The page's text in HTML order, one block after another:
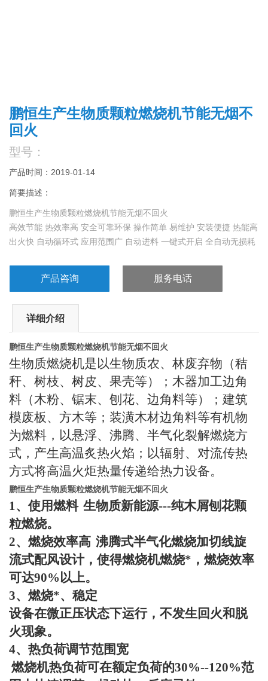
鹏恒生产生物质颗粒燃烧机节能无烟不
回火
型号：
产品时间：2019-01-14
简要描述：
鹏恒生产生物质颗粒燃烧机节能无烟不回火
高效节能 热效率高 安全可靠环保 操作简单 易维护 安装便捷 热能高
出火快 自动循环式 应用范围广 自动进料 一键式开启 全自动无损耗
产品咨询 服务电话
详细介绍
鹏恒生产生物质颗粒燃烧机节能无烟不回火
生物质燃烧机是以生物质农、林废弃物（秸
秆、树枝、树皮、果壳等）；木器加工边角
料（木粉、锯末、刨花、边角料等）；建筑
模废板、方木等；装潢木材边角料等有机物
为燃料，以悬浮、沸腾、半气化裂解燃烧方
式，产生高温炙热火焰；以辐射、对流传热
方式将高温火炬热量传递给热力设备。
鹏恒生产生物质颗粒燃烧机节能无烟不回火
1、使用燃料 生物质新能源---纯木屑刨花颗
粒燃烧。
2、燃烧效率高 沸腾式半气化燃烧加切线旋
流式配风设计，使得燃烧机燃烧*，燃烧效率
可达90%以上。
3、燃烧*、稳定
设备在微正压状态下运行，不发生回火和脱
火现象。
4、热负荷调节范围宽
燃烧机热负荷可在额定负荷的30%--120%范